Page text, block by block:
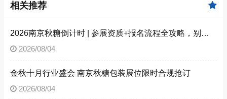
相关推荐
2026南京秋糖倒计时 | 参展资质+报名流程全攻略，别因手续不全错失良机（附材料清单）
2026/08/04
金秋十月行业盛会 南京秋糖包装展位限时合规抢订
2026/08/04